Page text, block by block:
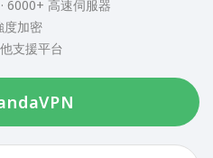
6000+ 高速伺服器
度加密
支援平台